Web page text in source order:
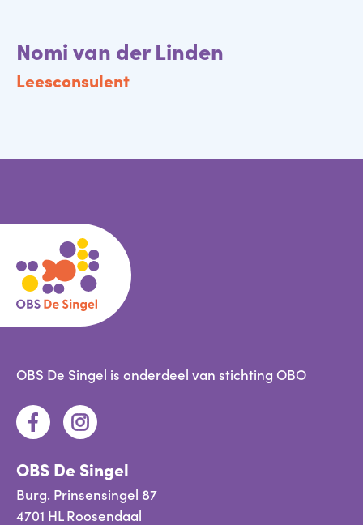
Nomi van der Linden
Leesconsulent
OBS De Singel is onderdeel van stichting OBO
OBS De Singel
Burg. Prinsensingel 87
4701 HL Roosendaal